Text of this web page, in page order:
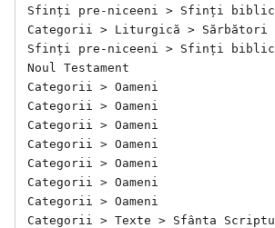
Sfinți pre-niceeni > Sfinți
Categorii > Liturgică >
Sfinți pre-niceeni > Sfinți
Noul Testament
Categorii > Oameni
Categorii > Oameni
Categorii > Oameni
Categorii > Oameni
Categorii > Oameni
Categorii > Oameni
Categorii > Oameni
Categorii > Texte > Sfânta